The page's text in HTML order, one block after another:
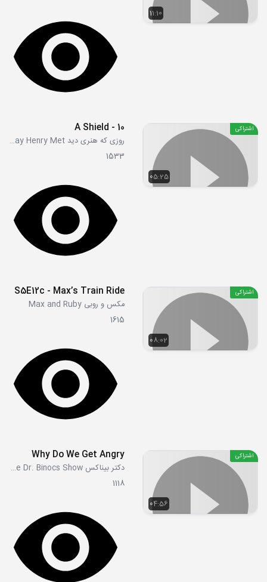
11:10
05:25
اشتراکی 10 - A Shield
روزی که هنری دید The Day Henry Met
1533
08:02
اشتراکی S5E12c - Max’s Train Ride
مکس و روبی Max and Ruby
1615
04:56
اشتراکی Why Do We Get Angry
دکتر بیناکس The Dr. Binocs Show
1118